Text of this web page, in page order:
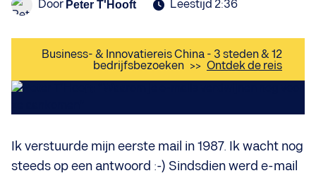
Door Peter T'Hooft Leestijd 2:36
Business- & Innovatiereis China - 3 steden & 12
bedrijfsbezoeken >> Ontdek de reis
Ik verstuurde mijn eerste mail in 1987. Ik wacht nog
steeds op een antwoord :-) Sindsdien werd e-mail